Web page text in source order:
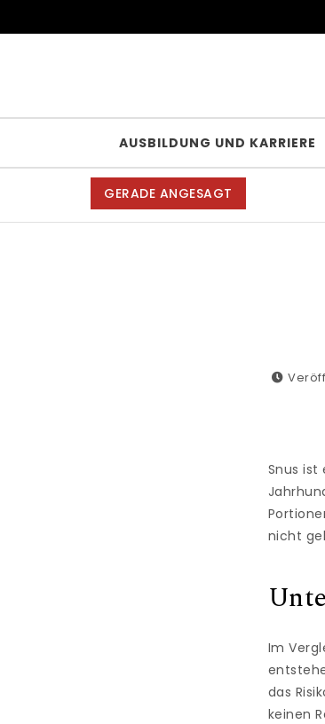
AUSBILDUNG UND KARRIERE
GERADE ANGESAGT
Snus ist
nicht
Im
das
keinen